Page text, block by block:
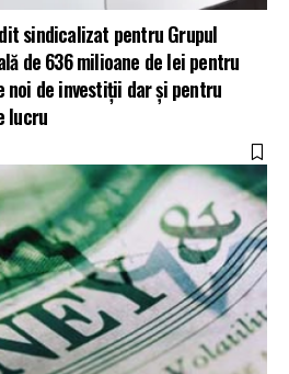
sindicalizat pentru Grupul
de 636 milioane de lei pentru
de investiții dar și pentru
lucru